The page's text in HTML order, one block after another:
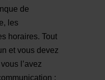
de
les
horaires. Tout
et vous devez
l’avez
: